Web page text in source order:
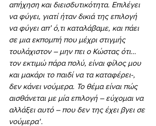
απήχηση και διεισδυτικότητα. Επιλέγει
να φύγει, γιατί ήταν δικιά της επιλογή
να φύγει απ’ ό,τι καταλάβαμε, και πάει
σε μια εκπομπή που μέχρι στιγμής
τουλάχιστον – μην πει ο Κώστας ότι…
τον εκτιμώ πάρα πολύ, είναι φίλος μου
και μακάρι το παιδί να τα καταφέρει-,
δεν κάνει νούμερα. Το θέμα είναι πώς
αισθάνεται με μία επιλογή – εύχομαι να
αλλάξει αυτό – που δεν της έχει βγει σε
νούμερα".